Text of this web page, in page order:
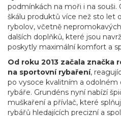
podmínkách na moři i na souši.
škálu produktů více než sto let
rybolov, včetně
dalších doplňků, které jsou
poskytly maximální komfort a
Od roku 2013 začala značka
na sportovní rybaření,
po vysoce kvalitním a odolném
rybáře. Grundéns nyní nabízí
muškaření a přívlač, které
rybářů hledajících precizní a